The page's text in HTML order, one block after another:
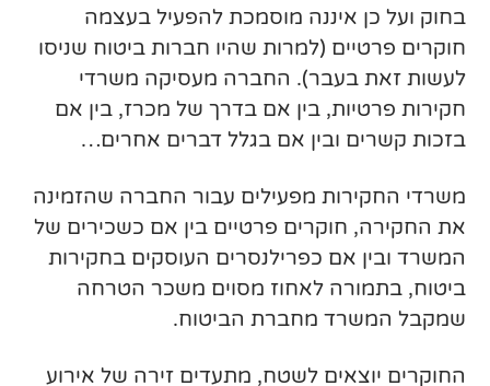
בחוק ועל כן איננה מוסמכת להפעיל בעצמה
חוקרים פרטיים (למרות שהיו חברות ביטוח שניסו
לעשות זאת בעבר). החברה מעסיקה משרדי
חקירות פרטיות, בין אם בדרך של מכרז, בין אם
בזכות קשרים ובין אם בגלל דברים אחרים…
משרדי החקירות מפעילים עבור החברה שהזמינה
את החקירה, חוקרים פרטיים בין אם כשכירים של
המשרד ובין אם כפרילנסרים העוסקים בחקירות
ביטוח, בתמורה לאחוז מסוים משכר הטרחה
שמקבל המשרד מחברת הביטוח.
החוקרים יוצאים לשטח, מתעדים זירה של אירוע